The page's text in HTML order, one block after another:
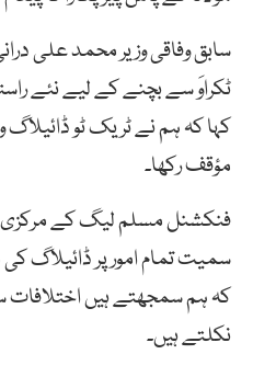
سابق وفاقی وزیر محمد علی
ٹکراوَ سے بچنے کے لیے نئے
کہا کہ ہم نے ٹریک ٹو ڈائیلاگ و
مؤقف رکھا۔
فنکشنل مسلم لیگ کے مرکزی
سمیت تمام امور پر ڈائیلاگ
کہ ہم سمجھتے ہیں
نکلتے ہیں۔